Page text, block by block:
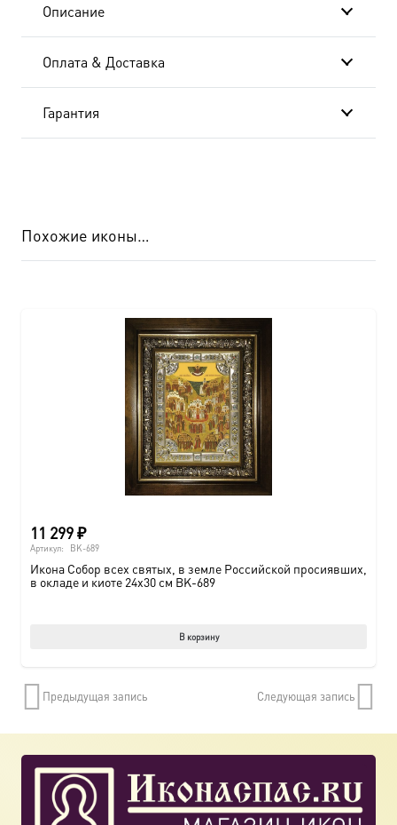
Описание
Оплата & Доставка
Гарантия
Похожие иконы…
11 299₽
Артикул: BK-689
Икона Собор всех святых, в земле Российской просиявших,
в окладе и киоте 24х30 см BK-689
В корзину
Предыдущая запись Следующая запись